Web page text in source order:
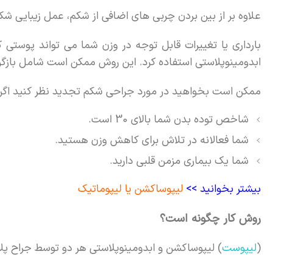
علاوه بر از بین بردن چربی های اضافی از شکم، عمل زیبایی
بارداری یا تغییرات قابل توجه در وزن شما می تواند
ابدومینوپلاستی استفاده کرد. این روش ممکن است شامل
ممکن است بخواهید در مورد جراحی شکم تجدید نظر کنید
شاخص توده بدن شما بالای 30 است.
شما فعالانه در تلاش برای کاهش وزن هستید.
شما یک بیماری مزمن قلبی دارید.
بیشتر بخوانید >> لیپوساکشن یا لیپوماتیک
روش کار چگونه است؟
(لیپوست) لیپوساکشن و ابدومینوپلاستی هر دو توسط جراح